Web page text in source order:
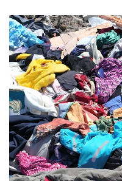
k
er